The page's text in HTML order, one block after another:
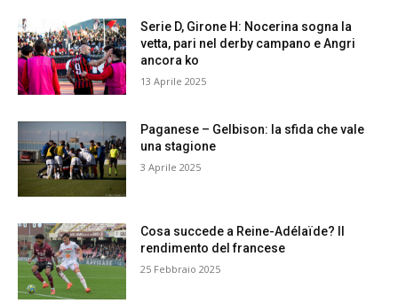
Serie D, Girone H: Nocerina sogna la
vetta, pari nel derby campano e Angri
ancora ko
13 Aprile 2025
Paganese – Gelbison: la sfida che vale
una stagione
3 Aprile 2025
Cosa succede a Reine-Adélaïde? Il
rendimento del francese
25 Febbraio 2025